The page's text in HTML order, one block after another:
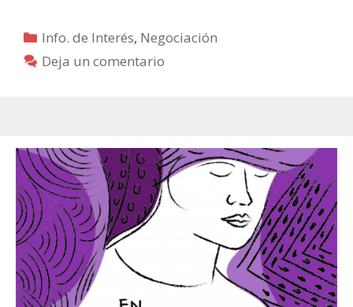
Categorías
Info. de Interés, Negociación
Deja un comentario